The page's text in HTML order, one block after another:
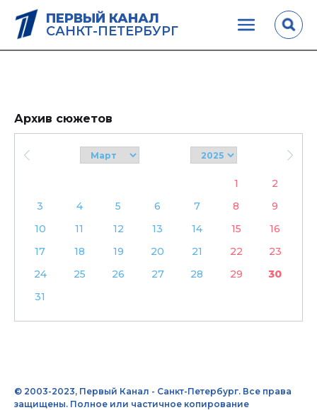
ПЕРВЫЙ КАНАЛ
САНКТ-ПЕТЕРБУРГ
Архив сюжетов
1
2
3
4 5 6 7 8
9
10
11 12 13 14 15
16
17
18 19 20 21 22
23
24
25 26 27 28 29
30
31
© 2003-2023, Первый Канал - Санкт-Петербург. Все права
защищены. Полное или частичное копирование